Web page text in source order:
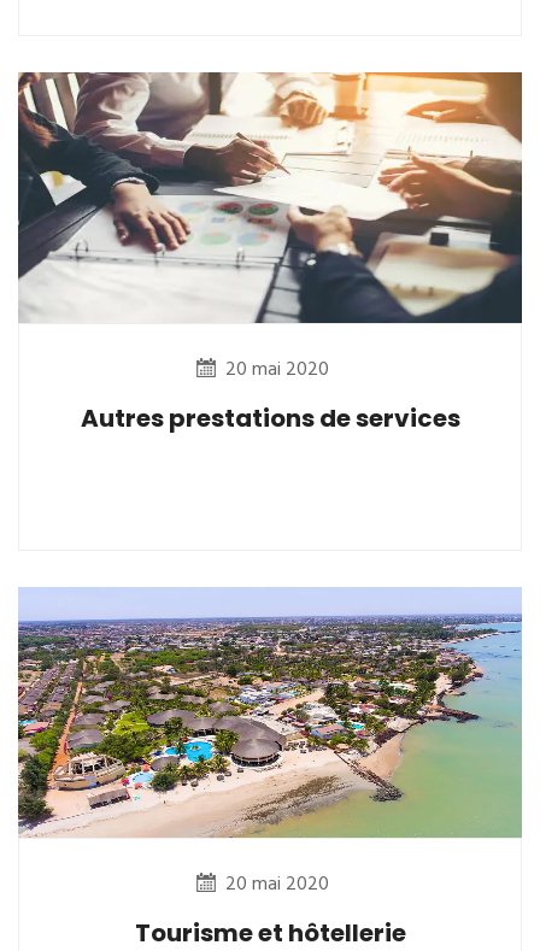
20 mai 2020
Autres prestations de services
20 mai 2020
Tourisme et hôtellerie